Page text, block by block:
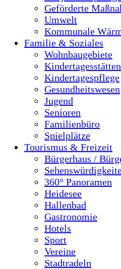
Geförderte
Umwelt
Kommunale
Familie & Soziales
Wohnbaugebiete
Kindertagespflege
Gesundheitswesen
Jugend
Senioren
Familienbüro
Spielplätze
Tourismus & Freizeit
Bürgerhaus /
360° Panoramen
Heidesee
Hallenbad
Gastronomie
Hotels
Sport
Vereine
Stadtradeln